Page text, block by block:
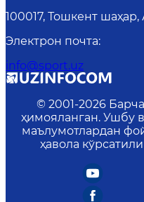
100017, Тошкент
Электрон почта:
info@sport.uz
© 2001-2026
ҳимояланган. Ушбу
маълумотлардан
ҳавола